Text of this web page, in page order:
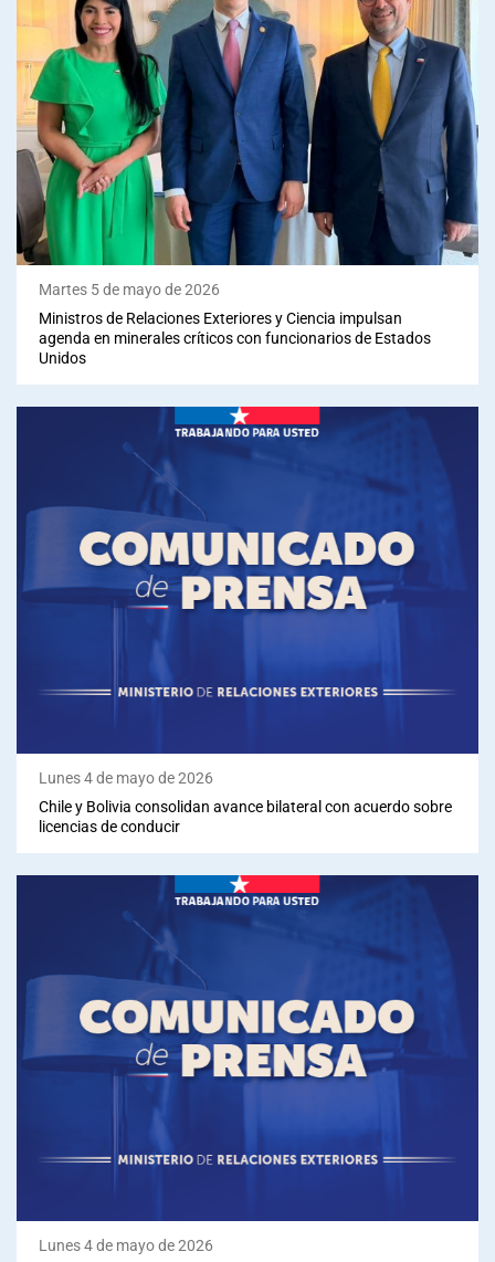
Martes 5 de mayo de 2026
Ministros de Relaciones Exteriores y Ciencia impulsan
agenda en minerales críticos con funcionarios de Estados
Unidos
Lunes 4 de mayo de 2026
Chile y Bolivia consolidan avance bilateral con acuerdo sobre
licencias de conducir
Lunes 4 de mayo de 2026